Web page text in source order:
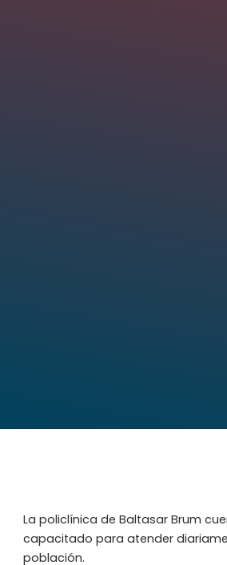
La policlínica de Baltasar Brum
capacitado para atender
población.